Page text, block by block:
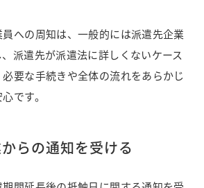
への周知は、一般的には派遣先企業
派遣先が派遣法に詳しくないケース
要な手続きや全体の流れをあらかじ
です。
らの通知を受ける